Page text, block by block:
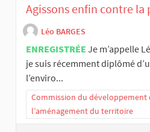
Agissons enfin contre
Léo BARGES
ENREGISTRÉE Je m’appelle
je suis récemment diplômé
l’enviro...
Commission du développement
l’aménagement du territoire